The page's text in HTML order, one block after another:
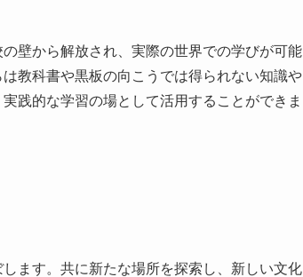
壁から解放され、実際の世界での学びが可能
教科書や黒板の向こうでは得られない知識や
践的な学習の場として活用することができま
ます。共に新たな場所を探索し、新しい文化